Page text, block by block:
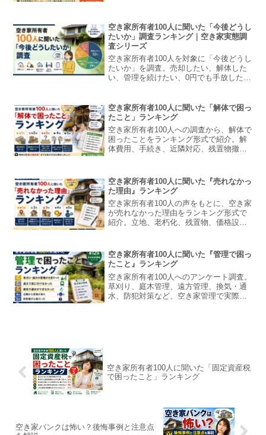
空き家所有者100人に聞いた「今後どうし
たいか」調査ランキング｜空き家実態調
査シリーズ
空き家所有者100人を対象に「今後どうし
たいか」を調査。売却したい、解体した
い、管理を続けたい、0円でも手放したい
空き家所有者100人に聞いた「解体で困っ
たこと」ランキング
空き家所有者100人への調査から、解体で
困ったことをランキング形式で紹介。解
体費用、手続き、近隣対応、残置物撤
空き家所有者100人に聞いた『売れなかっ
た理由』ランキング
空き家所有者100人の声をもとに、空き家
が売れなかった理由をランキング形式で
紹介。立地、老朽化、残置物、価格設
説します。
空き家所有者100人に聞いた『管理で困っ
たこと』ランキング
空き家所有者100人へのアンケート調査。
草刈り、庭木管理、遠方管理、換気・通
水、防犯対策など、空き家管理で実際に
空き家所有者100人に聞いた「固定資産税
で困ったこと」ランキング
空き家バンクは怖い？後悔事例と注意点